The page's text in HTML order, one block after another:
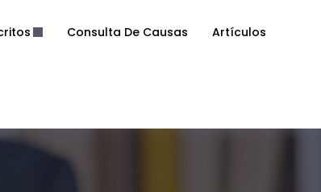
Consulta De Causas Artículos